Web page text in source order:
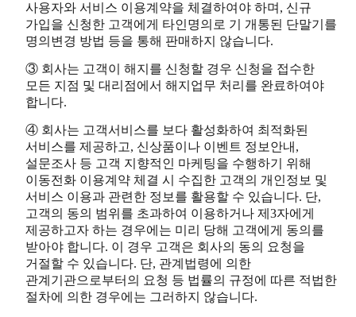
사용자와 서비스 이용계약을 체결하여야 하며, 신규
가입을 신청한 고객에게 타인명의로 기 개통된 단말기를
명의변경 방법 등을 통해 판매하지 않습니다.
③ 회사는 고객이 해지를 신청할 경우 신청을 접수한
모든 지점 및 대리점에서 해지업무 처리를 완료하여야
합니다.
④ 회사는 고객서비스를 보다 활성화하여 최적화된
서비스를 제공하고, 신상품이나 이벤트 정보안내,
설문조사 등 고객 지향적인 마케팅을 수행하기 위해
이동전화 이용계약 체결 시 수집한 고객의 개인정보 및
서비스 이용과 관련한 정보를 활용할 수 있습니다. 단,
고객의 동의 범위를 초과하여 이용하거나 제3자에게
제공하고자 하는 경우에는 미리 당해 고객에게 동의를
받아야 합니다. 이 경우 고객은 회사의 동의 요청을
거절할 수 있습니다. 단, 관계법령에 의한
관계기관으로부터의 요청 등 법률의 규정에 따른 적법한
절차에 의한 경우에는 그러하지 않습니다.